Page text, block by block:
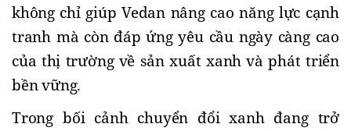
không chỉ giúp Vedan nâng cao năng lực cạnh
tranh mà còn đáp ứng yêu cầu ngày càng cao
của thị trường về sản xuất xanh và phát triển
bền vững.
Trong bối cảnh chuyển đổi xanh đang trở